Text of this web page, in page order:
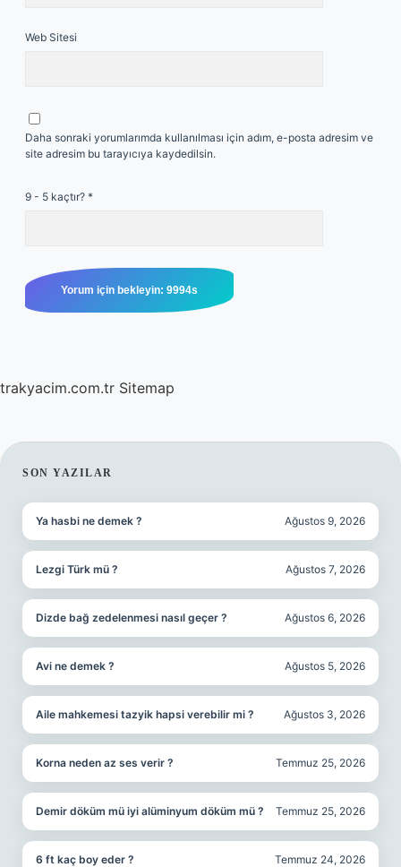
Web Sitesi
Daha sonraki yorumlarımda kullanılması için adım, e-posta adresim ve
site adresim bu tarayıcıya kaydedilsin.
9 - 5 kaçtır? *
trakyacim.com.tr Sitemap
SIDEBAR
SON YAZILAR
Ya hasbi ne demek ? Ağustos 9, 2026
Lezgi Türk mü ? Ağustos 7, 2026
Dizde bağ zedelenmesi nasıl geçer ? Ağustos 6, 2026
Avi ne demek ? Ağustos 5, 2026
Aile mahkemesi tazyik hapsi verebilir mi ? Ağustos 3, 2026
Korna neden az ses verir ? Temmuz 25, 2026
Demir döküm mü iyi alüminyum döküm mü ? Temmuz 25, 2026
6 ft kaç boy eder ? Temmuz 24, 2026